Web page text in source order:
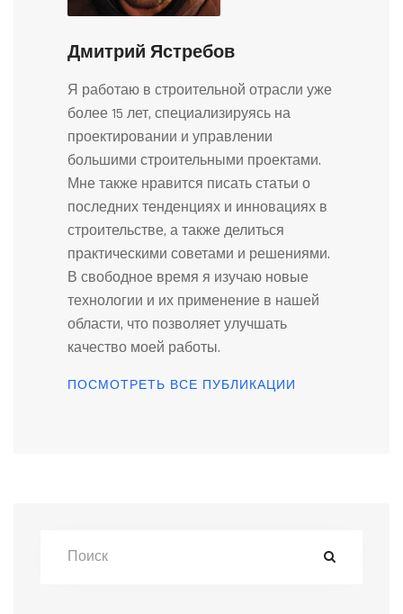
Дмитрий Ястребов
Я работаю в строительной отрасли уже
более 15 лет, специализируясь на
проектировании и управлении
большими строительными проектами.
Мне также нравится писать статьи о
последних тенденциях и инновациях в
строительстве, а также делиться
практическими советами и решениями.
В свободное время я изучаю новые
технологии и их применение в нашей
области, что позволяет улучшать
качество моей работы.
ПОСМОТРЕТЬ ВСЕ ПУБЛИКАЦИИ